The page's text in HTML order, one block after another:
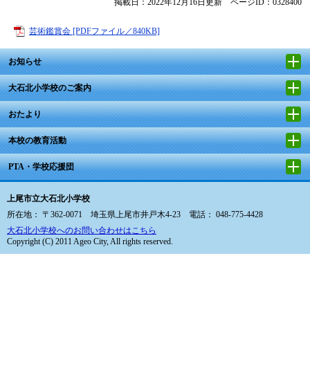
芸術鑑賞会 [PDFファイル／840KB]
お知らせ
大石北小学校のご案内
おたより
本校の教育活動
PTA・学校応援団
上尾市立大石北小学校
所在地： 〒362-0071 埼玉県上尾市井戸木4-23 電話： 048-775-4428
大石北小学校へのお問い合わせはこちら
Copyright (C) 2011 Ageo City, All rights reserved.